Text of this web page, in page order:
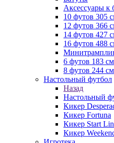
Аксессуары к
10 футов 305
12 футов 366
14 футов 427
16 футов 488
6 футов 183 см
8 футов 244 см
Настольный футбол
Назад
Настольный
Кикер
Кикер Fortuna
Кикер Start
Кикер